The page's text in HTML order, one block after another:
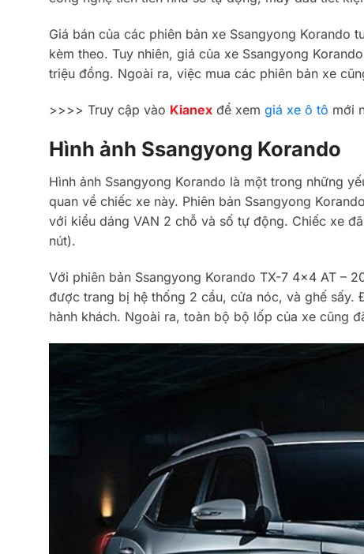
Giá bán của các phiên bản xe Ssangyong Korando
kèm theo. Tuy nhiên, giá của xe Ssangyong
triệu đồng. Ngoài ra, việc mua các phiên bản xe
>>>> Truy cập vào Kianex để xem giá xe ô tô mới
Hình ảnh Ssangyong Korando
Hình ảnh Ssangyong Korando là một trong những
quan về chiếc xe này. Phiên bản Ssangyong
với kiểu dáng VAN 2 chỗ và số tự động. Chiếc xe
nút).
Với phiên bản Ssangyong Korando TX-7 4×4 AT –
được trang bị hệ thống 2 cầu, cửa nóc, và ghế
hành khách. Ngoài ra, toàn bộ bộ lốp của xe cũng